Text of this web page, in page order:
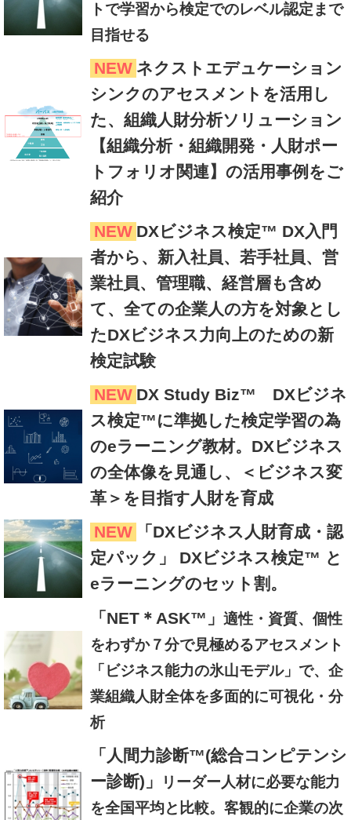
トで学習から検定でのレベル認定まで
目指せる
NEW ネクストエデュケーション
シンクのアセスメントを活用し
た、組織人財分析ソリューション
【組織分析・組織開発・人財ポー
トフォリオ関連】の活用事例をご
紹介
NEW DXビジネス検定™ DX入門
者から、新入社員、若手社員、営
業社員、管理職、経営層も含め
て、全ての企業人の方を対象とし
たDXビジネス力向上のための新
検定試験
NEW DX Study Biz™ DXビジネ
ス検定™に準拠した検定学習の為
のeラーニング教材。DXビジネス
の全体像を見通し、＜ビジネス変
革＞を目指す人財を育成
NEW
「DXビジネス人財育成・認
定パック」 DXビジネス検定™ と
eラーニングのセット割。
「NET＊ASK™」 適性・資質、個性
をわずか７分で見極めるアセスメント
「ビジネス能力の氷山モデル」で、企
業組織人財全体を多面的に可視化・分
析
「人間力診断™(総合コンピテンシ
ー診断)」
リーダー人材に必要な能力
を全国平均と比較。客観的に企業の次